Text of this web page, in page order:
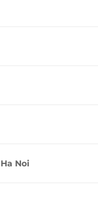
Noi